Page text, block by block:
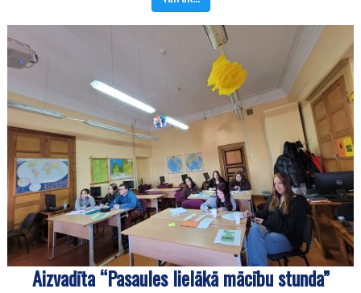
Aizvadīta “Pasaules lielākā mācību stunda”